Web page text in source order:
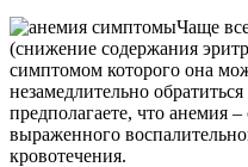
Чаще
(снижение содержания
симптомом которого она
незамедлительно
предполагаете, что анемия
выраженного
кровотечения.